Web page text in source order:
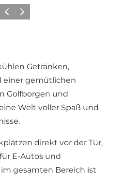
ZurückWeiter
Getränken,
einer gemütlichen
Golfborgen und
Welt voller Spaß und
direkt vor der Tür,
E-Autos und
gesamten Bereich ist